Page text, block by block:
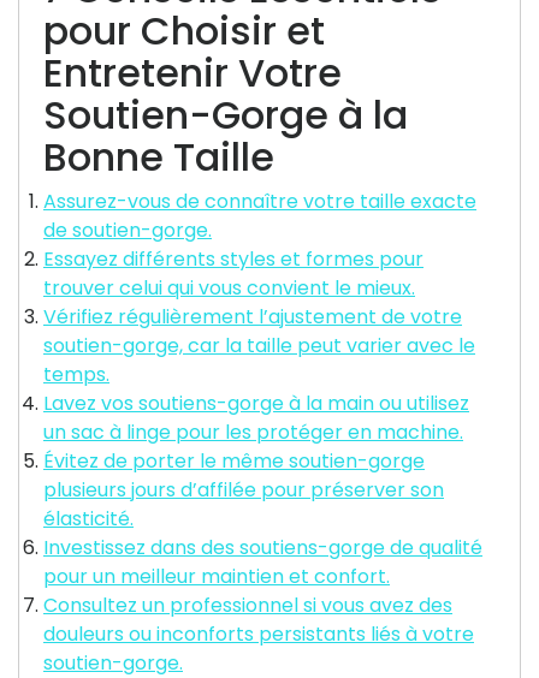
pour Choisir et
Entretenir Votre
Soutien-Gorge à la
Bonne Taille
Assurez-vous de connaître votre taille exacte
de soutien-gorge.
Essayez différents styles et formes pour
trouver celui qui vous convient le mieux.
Vérifiez régulièrement l’ajustement de votre
soutien-gorge, car la taille peut varier avec le
temps.
Lavez vos soutiens-gorge à la main ou utilisez
un sac à linge pour les protéger en machine.
Évitez de porter le même soutien-gorge
plusieurs jours d’affilée pour préserver son
élasticité.
Investissez dans des soutiens-gorge de qualité
pour un meilleur maintien et confort.
Consultez un professionnel si vous avez des
douleurs ou inconforts persistants liés à votre
soutien-gorge.